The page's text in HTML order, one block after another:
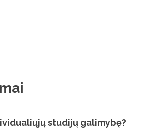
studijų galimybę?